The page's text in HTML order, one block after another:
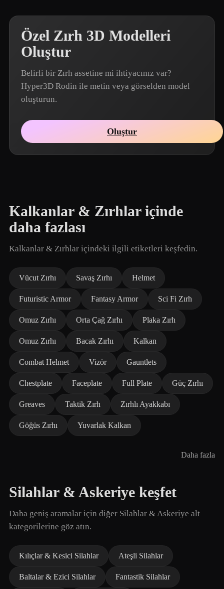
Özel Zırh 3D Modelleri
Oluştur
Belirli bir Zırh assetine mi ihtiyacınız var?
Hyper3D Rodin ile metin veya görselden model
oluşturun.
Oluştur
Kalkanlar & Zırhlar içinde
daha fazlası
Kalkanlar & Zırhlar içindeki ilgili etiketleri keşfedin.
Vücut Zırhı Savaş Zırhı Helmet
Futuristic Armor Fantasy Armor Sci Fi Zırh
Omuz Zırhı Orta Çağ Zırhı Plaka Zırh
Omuz Zırhı Bacak Zırhı Kalkan
Combat Helmet Vizör Gauntlets
Chestplate Faceplate Full Plate Güç Zırhı
Greaves Taktik Zırh Zırhlı Ayakkabı
Göğüs Zırhı Yuvarlak Kalkan
Daha fazla
Silahlar & Askeriye keşfet
Daha geniş aramalar için diğer Silahlar & Askeriye alt
kategorilerine göz atın.
Kılıçlar & Kesici Silahlar Ateşli Silahlar
Baltalar & Ezici Silahlar Fantastik Silahlar